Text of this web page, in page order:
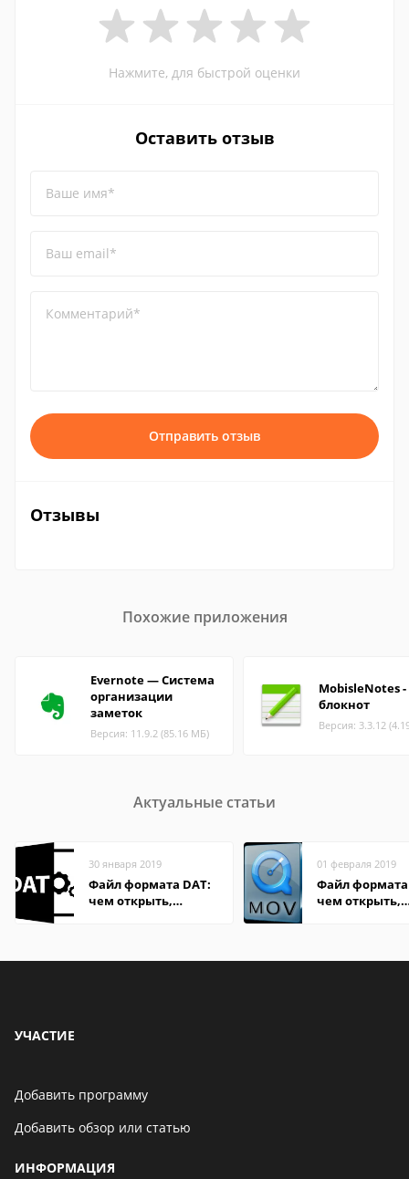
Нажмите, для быстрой оценки
Оставить отзыв
Ваше имя*
Ваш email*
Комментарий*
Отправить отзыв
Отзывы
Похожие приложения
Evernote — Система
организации
заметок
Версия: 11.9.2 (85.16 МБ)
MobisleNotes -
блокнот
Версия: 3.3.12
Актуальные статьи
30 января 2019
Файл формата DAT:
чем открыть,
01 февраля 2019
Файл формата
чем открыть,
УЧАСТИЕ
Добавить программу
Добавить обзор или статью
ИНФОРМАЦИЯ